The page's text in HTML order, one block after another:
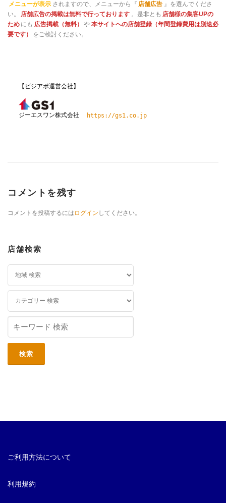
メニューが表示 されますので、メニューから『 店舗広告 』を選んでくださ
い。
店舗広告の掲載は無料で行っております 。是非とも 店舗様の集客UPの
ため にも 広告掲載（無料） や 本サイトへの店舗登録（年間登録費用は別途必
要です）
をご検討ください。
【ビジアポ運営会社】
ジーエスワン株式会社 https://gs1.co.jp
コメントを残す
コメントを投稿するには ログイン してください。
店舗検索
ご利用方法について
利用規約